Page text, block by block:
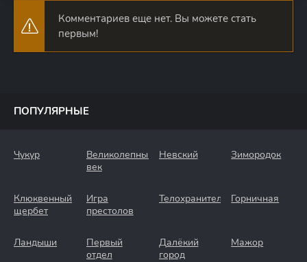
Комментариев еще нет. Вы можете стать
первым!
ПОПУЛЯРНЫЕ
Чукур
Великолепный
век
Невский Зимородок
Клюквенный
щербет
Игра
престолов
Телохранители Горничная
Ландыши
Первый
отдел
Далёкий
город
Мажор